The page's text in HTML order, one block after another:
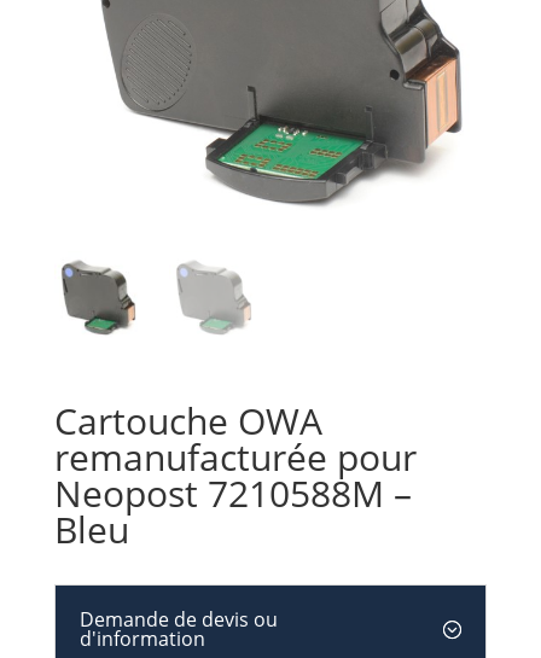
Cartouche OWA
remanufacturée pour
Neopost 7210588M –
Bleu
Demande de devis ou
d'information